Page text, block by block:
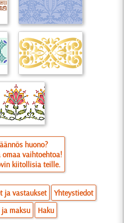
huono?
omaa vaihtoehtoa!
kiitollisia teille.
ja vastaukset
Yhteystiedot
maksu
Haku